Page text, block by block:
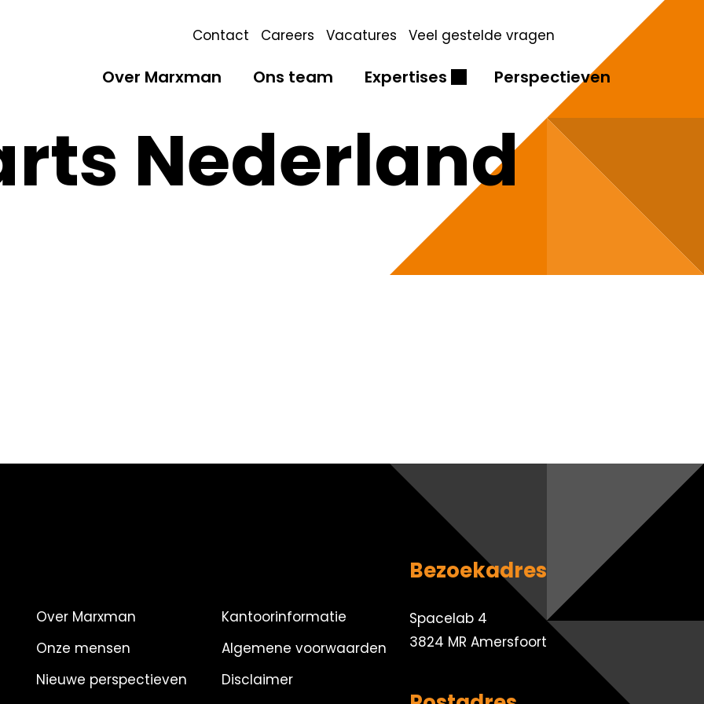
Contact Careers Vacatures Veel gestelde vragen
Over Marxman Ons team Expertises Perspectieven
Nederland
Over Marxman
Onze mensen
Nieuwe perspectieven
Kantoorinformatie
Algemene voorwaarden
Disclaimer
Bezoekadres
Spacelab 4
3824 MR Amersfoort